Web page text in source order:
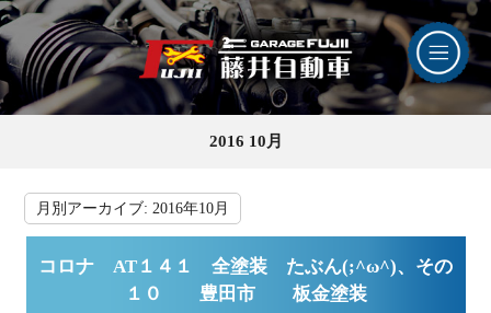
2016 10月
月別アーカイブ:2016年10月
コロナ AT１４１ 全塗装 たぶん(;^ω^)、その
１０ 豊田市 板金塗装